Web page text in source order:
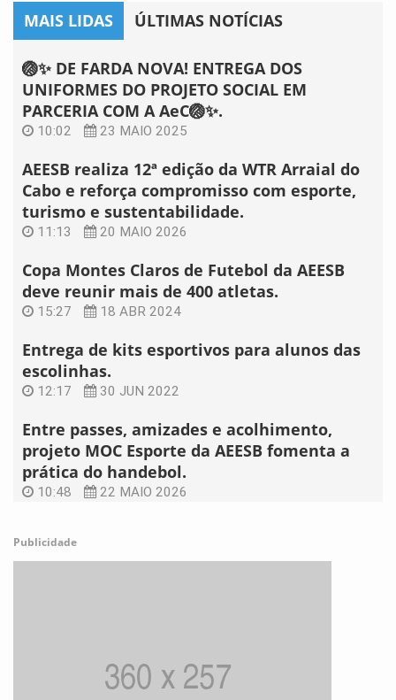
MAIS LIDAS ÚLTIMAS NOTÍCIAS
🏐✨ DE FARDA NOVA! ENTREGA DOS
UNIFORMES DO PROJETO SOCIAL EM
PARCERIA COM A AeC🏐✨.
10:02 23 MAIO 2025
AEESB realiza 12ª edição da WTR Arraial do
Cabo e reforça compromisso com esporte,
turismo e sustentabilidade.
11:13 20 MAIO 2026
Copa Montes Claros de Futebol da AEESB
deve reunir mais de 400 atletas.
15:27 18 ABR 2024
Entrega de kits esportivos para alunos das
escolinhas.
12:17 30 JUN 2022
Entre passes, amizades e acolhimento,
projeto MOC Esporte da AEESB fomenta a
prática do handebol.
10:48 22 MAIO 2026
Publicidade